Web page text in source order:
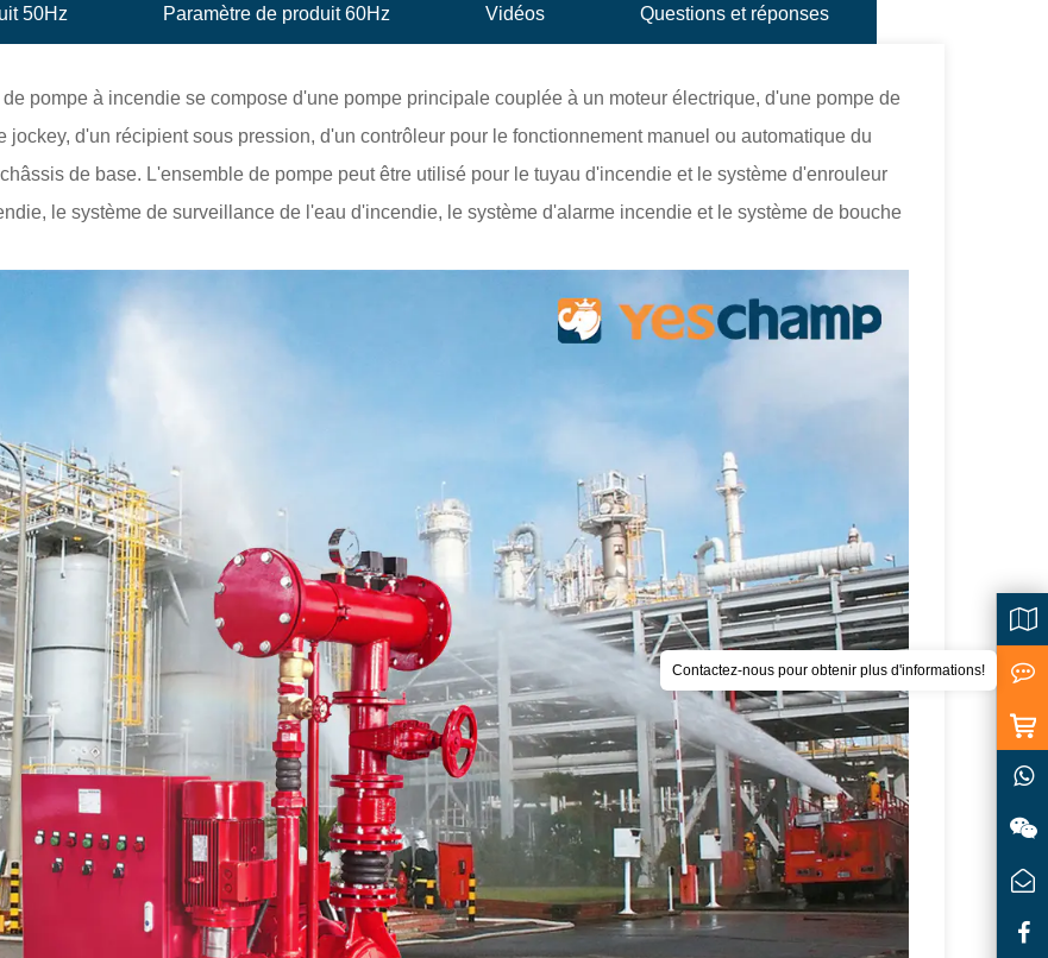
50Hz Paramètre de produit 60Hz Vidéos Questions et réponses
pompe à incendie se compose d'une pompe principale couplée à un moteur électrique, d'une pompe de
d'un récipient sous pression, d'un contrôleur pour le fonctionnement manuel ou automatique du
de base. L'ensemble de pompe peut être utilisé pour le tuyau d'incendie et le système d'enrouleur
le système de surveillance de l'eau d'incendie, le système d'alarme incendie et le système de bouche
Contactez-nous pour obtenir plus d'informations!